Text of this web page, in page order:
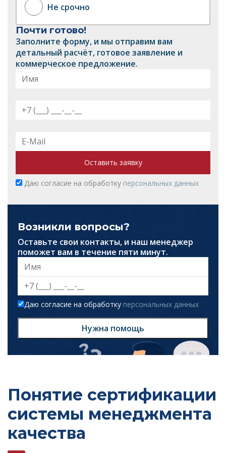
Не срочно
Почти готово!
Заполните форму, и мы отправим вам
детальный расчёт, готовое заявление и
коммерческое предложение.
Оставить заявку
Даю согласие на обработку персональных данных
Возникли вопросы?
Оставьте свои контакты, и наш менеджер
поможет вам в течение пяти минут.
Даю согласие на обработку персональных данных
Нужна помощь
Понятие сертификации
системы менеджмента
качества